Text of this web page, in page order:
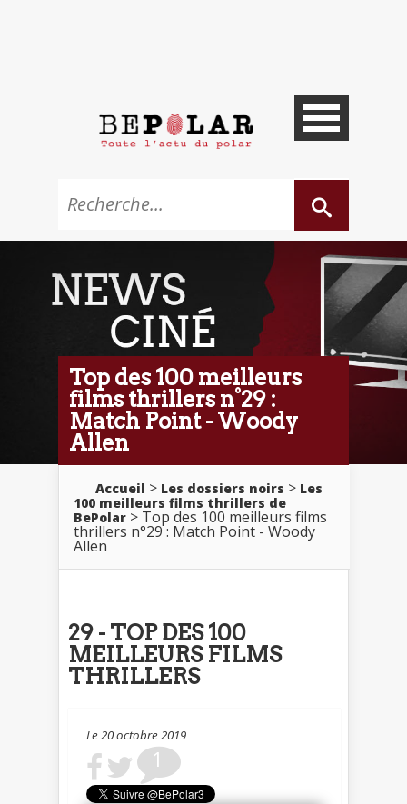
Top des 100 meilleurs
films thrillers n°29 :
Match Point - Woody
Allen
Accueil > Les dossiers noirs > Les
100 meilleurs films thrillers de
BePolar > Top des 100 meilleurs films
thrillers n°29 : Match Point - Woody
Allen
29 - TOP DES 100
MEILLEURS FILMS
THRILLERS
Le 20 octobre 2019
1